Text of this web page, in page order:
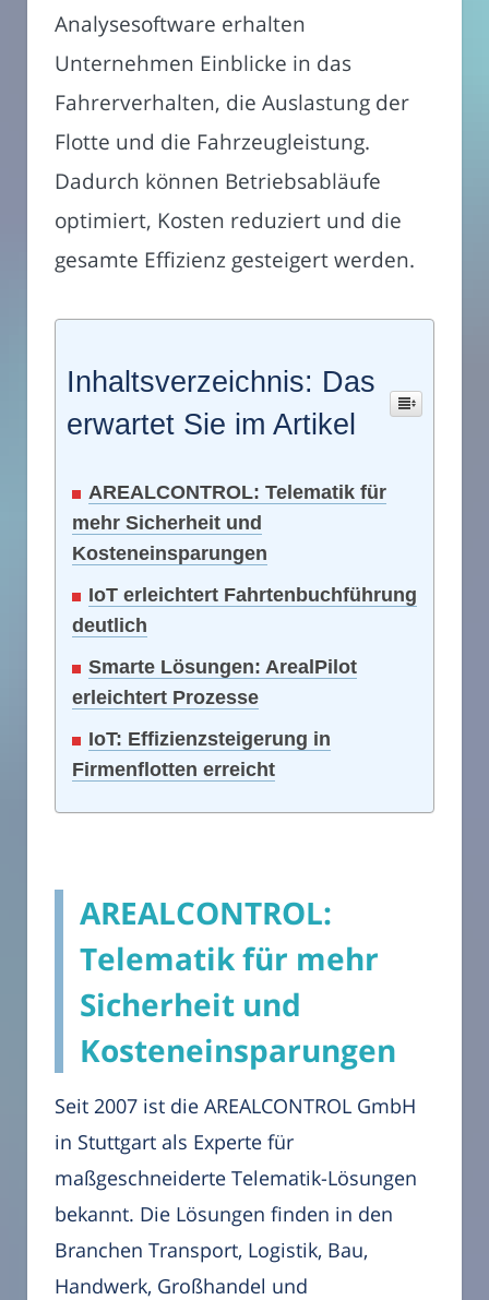
Analysesoftware erhalten
Unternehmen Einblicke in das
Fahrerverhalten, die Auslastung der
Flotte und die Fahrzeugleistung.
Dadurch können Betriebsabläufe
optimiert, Kosten reduziert und die
gesamte Effizienz gesteigert werden.
Inhaltsverzeichnis: Das
erwartet Sie im Artikel
AREALCONTROL: Telematik für
mehr Sicherheit und
Kosteneinsparungen
IoT erleichtert Fahrtenbuchführung
deutlich
Smarte Lösungen: ArealPilot
erleichtert Prozesse
IoT: Effizienzsteigerung in
Firmenflotten erreicht
AREALCONTROL:
Telematik für mehr
Sicherheit und
Kosteneinsparungen
Seit 2007 ist die AREALCONTROL GmbH
in Stuttgart als Experte für
maßgeschneiderte Telematik-Lösungen
bekannt. Die Lösungen finden in den
Branchen Transport, Logistik, Bau,
Handwerk, Großhandel und